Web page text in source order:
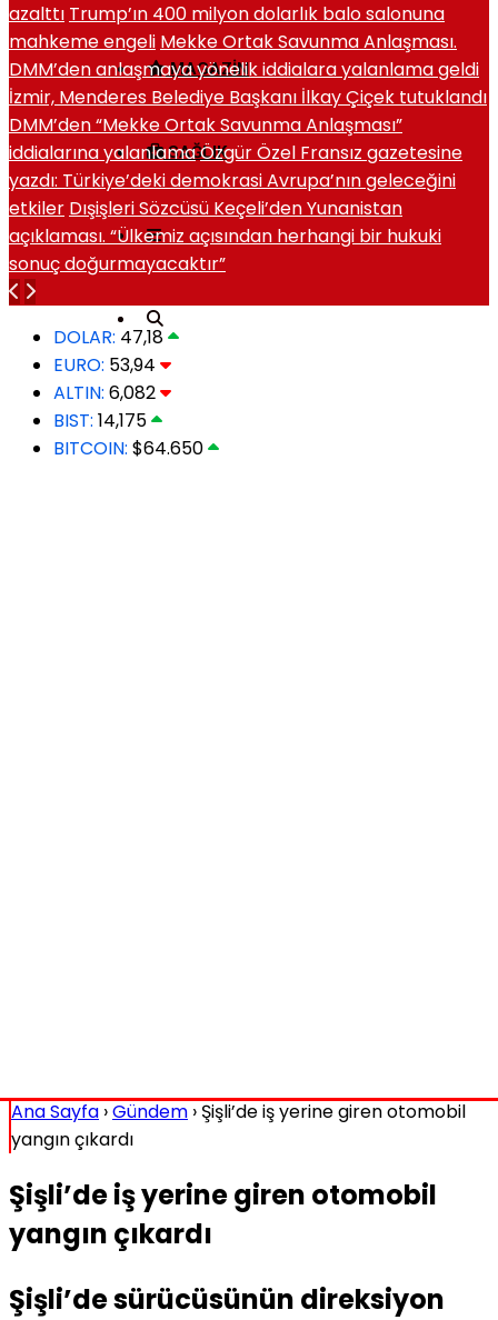
MAGAZIN
SAĞLIK
azalttı Trump’ın 400 milyon dolarlık balo salonuna
mahkeme engeli Mekke Ortak Savunma Anlaşması.
DMM’den anlaşmaya yönelik iddialara yalanlama geldi
İzmir, Menderes Belediye Başkanı İlkay Çiçek tutuklandı
DMM’den “Mekke Ortak Savunma Anlaşması”
iddialarına yalanlamaÖzgür Özel Fransız gazetesine
yazdı: Türkiye’deki demokrasi Avrupa’nın geleceğini
etkiler Dışişleri Sözcüsü Keçeli’den Yunanistan
açıklaması. “Ülkemiz açısından herhangi bir hukuki
sonuç doğurmayacaktır”
DOLAR: 47,18
EURO: 53,94
ALTIN: 6,082
BIST: 14,175
BITCOIN: $64.650
Ana Sayfa ›Gündem › Şişli’de iş yerine giren otomobil
yangın çıkardı
Şişli’de iş yerine giren otomobil
yangın çıkardı
Şişli’de sürücüsünün direksiyon